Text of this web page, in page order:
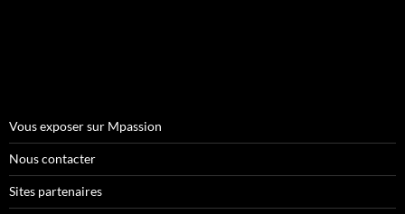
Vous exposer sur Mpassion
Nous contacter
Sites partenaires